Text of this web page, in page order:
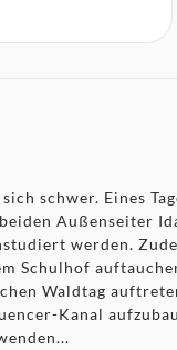
schwer. Eines
Außenseiter
werden.
Schulhof
Waldtag
Kanal